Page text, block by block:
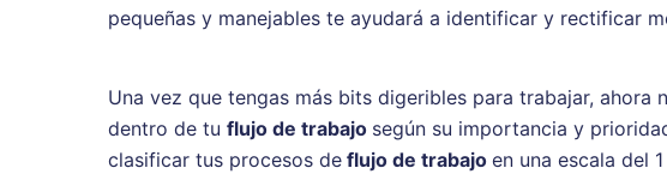
pequeñas y manejables te ayudará a identificar y rectificar
Una vez que tengas más bits digeribles para trabajar, ahora
dentro de tu flujo de trabajo según su importancia y
clasificar tus procesos de flujo de trabajo en una escala del